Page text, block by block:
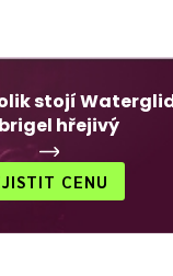
stojí
hřejivý
CENU